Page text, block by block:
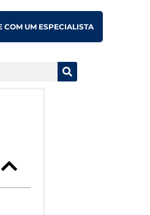
COM UM ESPECIALISTA